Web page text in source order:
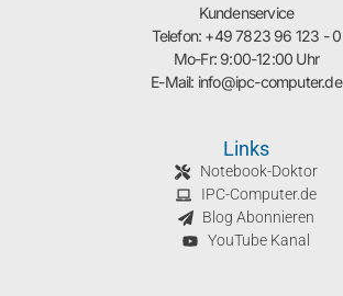
Kundenservice
Telefon: +49 7823 96 123 - 0
Mo-Fr: 9:00-12:00 Uhr
E-Mail: info@ipc-computer.de
Links
Notebook-Doktor
IPC-Computer.de
Blog Abonnieren
YouTube Kanal